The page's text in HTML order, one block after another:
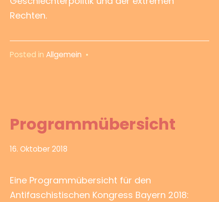
Rechten.
Posted in Allgemein •
Programmübersicht
16. Oktober 2018
Eine Programmübersicht für den
Antifaschistischen Kongress Bayern 2018: